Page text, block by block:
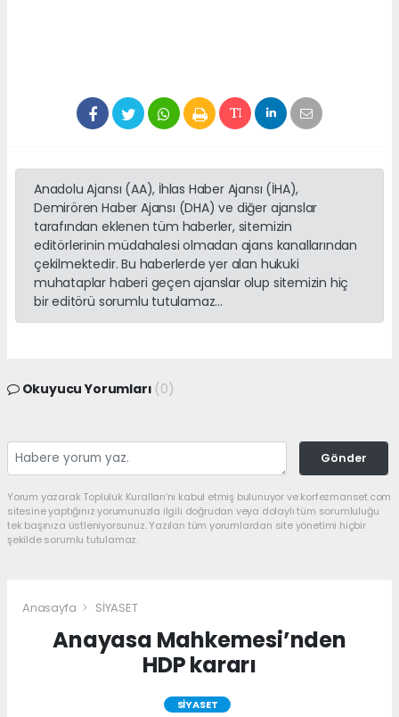
Anadolu Ajansı (AA), İhlas Haber Ajansı (İHA),
Demirören Haber Ajansı (DHA) ve diğer ajanslar
tarafından eklenen tüm haberler, sitemizin
editörlerinin müdahalesi olmadan ajans kanallarından
çekilmektedir. Bu haberlerde yer alan hukuki
muhataplar haberi geçen ajanslar olup sitemizin hiç
bir editörü sorumlu tutulamaz...
Okuyucu Yorumları (0)
Gönder
Yorum yazarak Topluluk Kuralları’nı kabul etmiş bulunuyor ve korfezmanset.com
sitesine yaptığınız yorumunuzla ilgili doğrudan veya dolaylı tüm sorumluluğu
tek başınıza üstleniyorsunuz. Yazılan tüm yorumlardan site yönetimi hiçbir
şekilde sorumlu tutulamaz.
Anasayfa SİYASET
Anayasa Mahkemesi’nden
HDP kararı
SİYASET